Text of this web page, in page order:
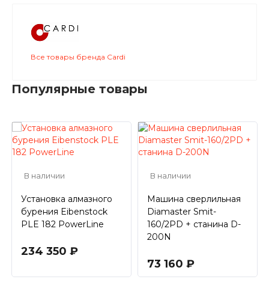
Все товары бренда Cardi
Популярные товары
В наличии
Установка алмазного
бурения Eibenstock
PLE 182 PowerLine
234 350 ₽
В наличии
Машина сверлильная
Diamaster Smit-
160/2PD + станина D-
200N
73 160 ₽